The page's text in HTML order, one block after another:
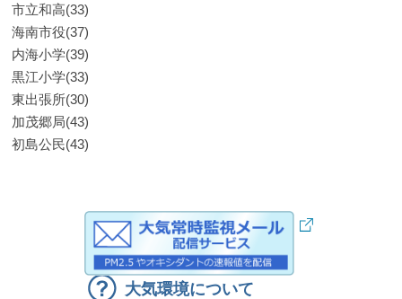
市立和高(33)
海南市役(37)
内海小学(39)
黒江小学(33)
東出張所(30)
加茂郷局(43)
初島公民(43)
大気環境について